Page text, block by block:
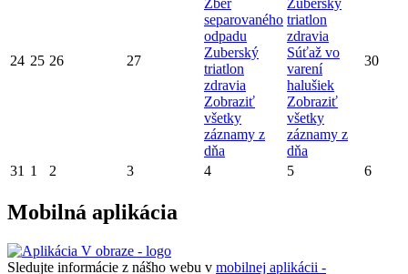
24 25 26 27
Zber
separovaného
odpadu
Zuberský
triatlon
zdravia
Zobraziť
všetky
záznamy z
dňa
Zuberský
triatlon
zdravia
Súťaž vo
varení
halušiek
Zobraziť
všetky
záznamy z
dňa
30
31 1 2 3 4 5 6
Mobilná aplikácia
Sledujte informácie z nášho webu v mobilnej aplikácii -